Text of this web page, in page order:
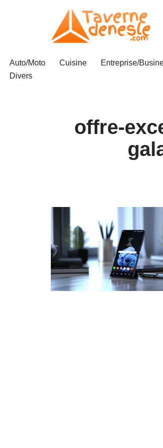
Auto/Moto
Cuisine Entreprise/
Divers
offre-